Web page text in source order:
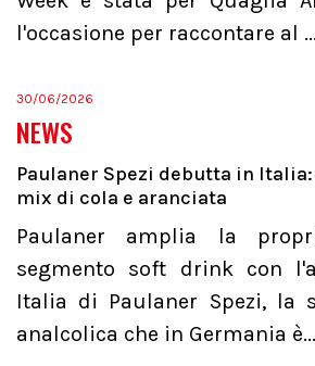
l'occasione per raccontare al ...
30/06/2026
NEWS
Paulaner Spezi debutta in
mix di cola e aranciata
Paulaner amplia la
segmento soft drink con
Italia di Paulaner Spezi, la
analcolica che in Germania è...